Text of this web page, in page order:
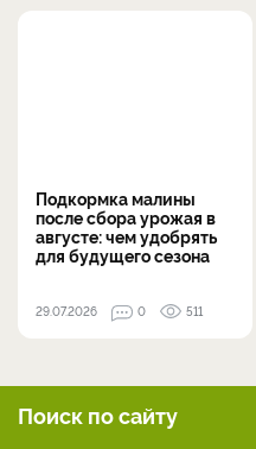
Подкормка малины
после сбора урожая в
августе: чем удобрять
для будущего сезона
29.07.2026 0 511
Поиск по сайту